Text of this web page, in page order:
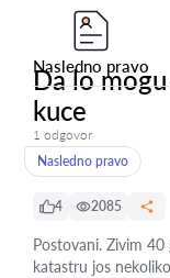
Nasledno pravo
Da lo
kuce
1 odgovor
Nasledno pravo
4 2085
Postovani. Zivim
katastru jos